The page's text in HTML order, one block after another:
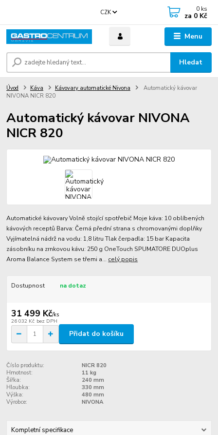
Menu
CZK
Hledat
0 ks
za 0 Kč
Úvod Káva Kávovary automatické Nivona
Automatický kávovar
NIVONA NICR 820
Automatický kávovar NIVONA
NICR 820
Automatické kávovary Volně stojící spotřebič Moje káva: 10 oblíbených
kávových receptů Barva: Černá přední strana s chromovanými doplňky
Vyjímatelná nádrž na vodu: 1,8 litru Tlak čerpadla: 15 bar Kapacita
zásobníku na zrnkovou kávu: 250 g OneTouch SPUMATORE DUOplus
Aroma Balance System se třemi a... celý popis
Dostupnost na dotaz
31 499 Kč/ks
26 032 Kč bez DPH
Přidat do košíku
Číslo produktu:
NICR 820
Hmotnost:
11 kg
Šířka:
240 mm
Hloubka:
330 mm
Výška:
480 mm
Výrobce:
NIVONA
Kompletní specifikace